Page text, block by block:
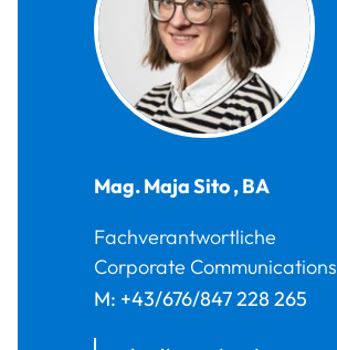
Mag.MajaSito,BA
Fachverantwortliche
Corporate Communications
M: +43/676/847 228 265